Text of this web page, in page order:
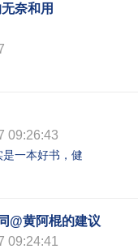
奈和用
09:26:43
一本好书，健
@黄阿棍的建议
09:24:41